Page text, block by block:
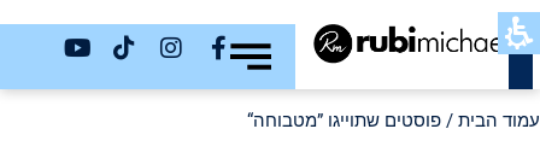
כשר
עמוד הבית / פוסטים שתוייגו ”מטבוחה“